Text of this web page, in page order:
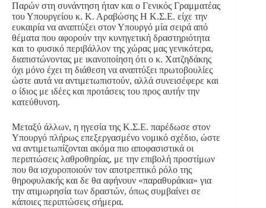
Παρών στη συνάντηση ήταν και ο Γενικός Γραμματέας
του Υπουργείου κ. Κ. Αραβώσης Η Κ.Σ.Ε. είχε την
ευκαιρία να αναπτύξει στον Υπουργό μία σειρά από
θέματα που αφορούν την κυνηγετική δραστηριότητα
και το φυσικό περιβάλλον της χώρας μας γενικότερα,
διαπιστώνοντας με ικανοποίηση ότι ο κ. Χατζηδάκης
όχι μόνο έχει τη διάθεση να αναπτύξει πρωτοβουλίες
ώστε αυτά να αντιμετωπιστούν, αλλά συνεισέφερε και
ο ίδιος με ιδέες και προτάσεις του προς αυτήν την
κατεύθυνση.
Μεταξύ άλλων, η ηγεσία της Κ.Σ.Ε. παρέδωσε στον
Υπουργό πλήρως επεξεργασμένο νομικό σχέδιο, ώστε
να αντιμετωπίζονται ακόμα πιο αποφασιστικά οι
περιπτώσεις λαθροθηρίας, με την επιβολή προστίμων
που θα ισχυροποιούν τον αποτρεπτικό ρόλο της
θηροφυλακής και δε θα αφήνουν «παραθυράκια» για
την ατιμωρησία των δραστών, όπως συμβαίνει σε
κάποιες περιπτώσεις σήμερα.